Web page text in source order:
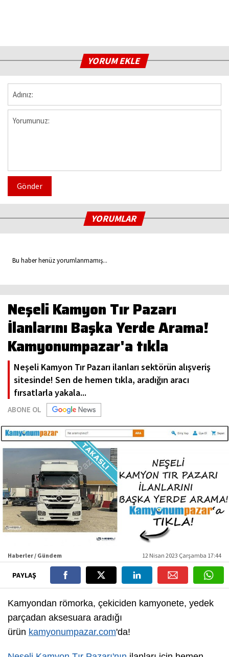
YORUM EKLE
Gönder
YORUMLAR
Bu haber henüz yorumlanmamış...
Neşeli Kamyon Tır Pazarı
İlanlarını Başka Yerde Arama!
Kamyonumpazar'a tıkla
Neşeli Kamyon Tır Pazarı ilanları sektörün alışveriş
sitesinde! Sen de hemen tıkla, aradığın aracı
fırsatlarla yakala...
ABONE OL
Haberler / Gündem 12 Nisan 2023 Çarşamba 17:44
PAYLAŞ
Kamyondan römorka, çekiciden kamyonete, yedek
parçadan aksesuara aradığı
ürün kamyonumpazar.com'da!